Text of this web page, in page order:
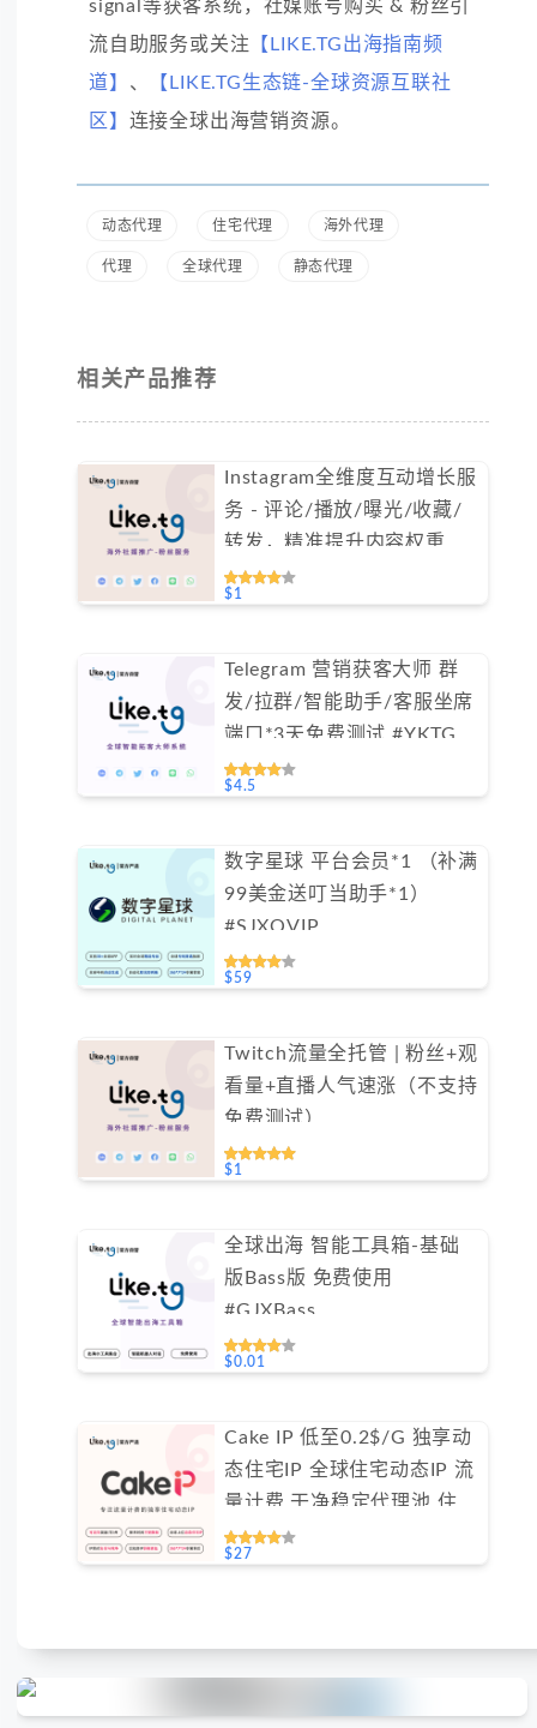
signal等获客系统，社媒账号购买 & 粉丝引
流自助服务或关注 【LIKE.TG出海指南频
道】 、
【LIKE.TG生态链-全球资源互联社
区】 连接全球出海营销资源。
动态代理 住宅代理 海外代理
代理 全球代理 静态代理
相关产品推荐
Instagram全维度互动增长服
务 - 评论/播放/曝光/收藏/
转发，精准提升内容权重
（不支持免费测试）
$1
Telegram 营销获客大师 群
发/拉群/智能助手/客服坐席
端口*3天免费测试 #YKTG
$4.5
数字星球 平台会员*1 （补满
99美金送叮当助手*1）
#SJXQVIP
$59
Twitch流量全托管 | 粉丝+观
看量+直播人气速涨（不支持
免费测试）
$1
全球出海 智能工具箱-基础
版Bass版 免费使用
#GJXBass
$0.01
Cake IP 低至0.2$/G 独享动
态住宅IP 全球住宅动态IP 流
量计费 干净稳定代理池 住宅
ip #IPCA
$27